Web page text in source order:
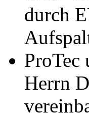
durch
ProTec
Herrn